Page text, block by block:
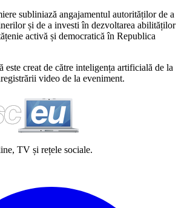
subliniază angajamentul autorităților de a
și de a investi în dezvoltarea abilităților
activă și democratică în Republica
este creat de către inteligența artificială de la
video de la eveniment.
TV și rețele sociale.